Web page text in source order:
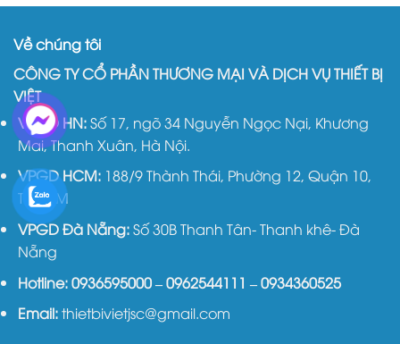
Về chúng tôi
CÔNG TY CỔ PHẦN THƯƠNG MẠI VÀ DỊCH VỤ THIẾT BỊ
VIỆT
VPGD HN:Số 17, ngõ 34 Nguyễn Ngọc Nại, Khương
Mai, Thanh Xuân, Hà Nội.
VPGD HCM: 188/9 Thành Thái, Phường 12, Quận 10,
TP.HCM
VPGD Đà Nẵng:Số 30B Thanh Tân- Thanh khê- Đà
Nẵng
Hotline:0936595000–0962544111 –0934360525
Email:thietbivietjsc@gmail.com